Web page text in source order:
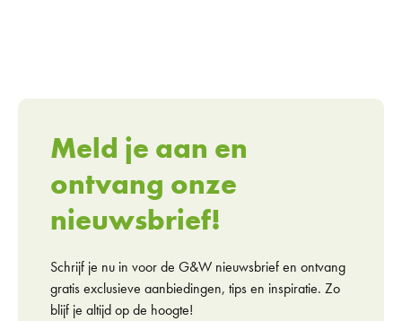
Meld je aan en
ontvang onze
nieuwsbrief!
Schrijf je nu in voor de G&W nieuwsbrief en ontvang
gratis exclusieve aanbiedingen, tips en inspiratie. Zo
blijf je altijd op de hoogte!